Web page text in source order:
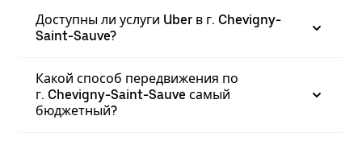
Доступны ли услуги Uber в г. Chevigny-
Saint-Sauve?
Какой способ передвижения по
г. Chevigny-Saint-Sauve самый
бюджетный?